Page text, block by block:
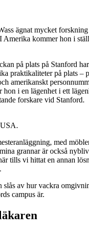
ägnat mycket
Amerika kommer hon i
på plats på Stanford har
praktikaliteter på plats –
amerikanskt
hon i en lägenhet i ett
forskare vid Stanford.
med
grannar är också
tills vi hittat en annan
slås av hur vackra
campus är.